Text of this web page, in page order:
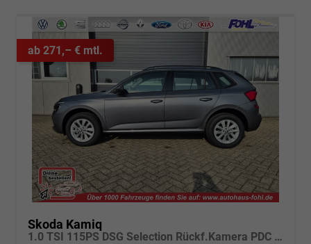
ab 271,– € mtl.
Skoda Kamiq
1.0 TSI 115PS DSG Selection Rückf.Kamera PDC v+h Sitzheizung Klimaautomatik Skoda-Radio Apple CarPlay + Android Auto Tempomat Garantieverlängerung 16"LM